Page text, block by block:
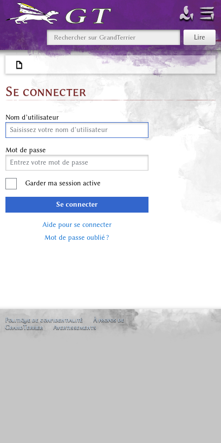
Se connecter
Nom d’utilisateur
Mot de passe
Garder ma session active
Se connecter
Aide pour se connecter
Mot de passe oublié ?
Politique de confidentialité
À propos de
GrandTerrier
Avertissements